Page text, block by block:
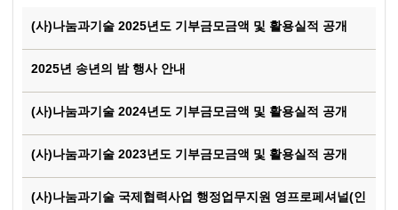
(사)나눔과기술 2025년도 기부금모금액 및 활용실적 공개
2025년 송년의 밤 행사 안내
(사)나눔과기술 2024년도 기부금모금액 및 활용실적 공개
(사)나눔과기술 2023년도 기부금모금액 및 활용실적 공개
(사)나눔과기술 국제협력사업 행정업무지원 영프로페셔널(인